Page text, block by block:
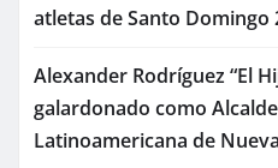
atletas de Santo Domingo
Alexander Rodríguez “El
galardonado como
Latinoamericana de